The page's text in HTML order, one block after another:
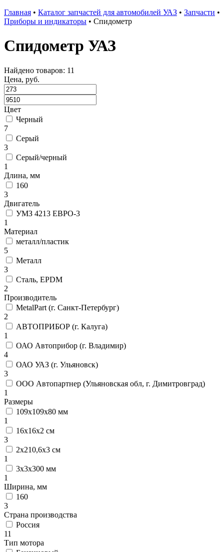
Главная • Каталог запчастей для автомобилей УАЗ • Запчасти •
Приборы и индикаторы • Спидометр
Спидометр УАЗ
Найдено товаров: 11
Цена, руб.
Цвет
Черный
7
Серый
3
Серый/черный
1
Длина, мм
160
3
Двигатель
УМЗ 4213 ЕВРО-3
1
Материал
металл/пластик
5
Металл
3
Сталь, EPDM
2
Производитель
MetalPart (г. Санкт-Петербург)
2
АВТОПРИБОР (г. Калуга)
1
ОАО Автоприбор (г. Владимир)
4
ОАО УАЗ (г. Ульяновск)
3
ООО Автопартнер (Ульяновская обл, г. Димитровград)
1
Размеры
109х109х80 мм
1
16х16х2 см
3
2х210,6х3 см
1
3х3х300 мм
1
Ширина, мм
160
3
Страна производства
Россия
11
Тип мотора